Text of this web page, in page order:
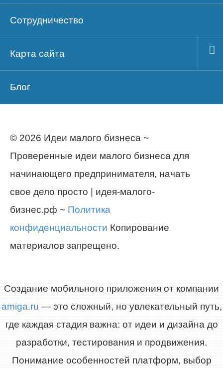
Сотрудничество
Карта сайта
Блог
© 2026 Идеи малого бизнеса ~
Проверенные идеи малого бизнеса для
начинающего предпринимателя, начать
свое дело просто | идея-малого-
бизнес.рф ~ Политика
конфиденциальности Копирование
материалов запрещено.
Создание мобильного приложения от компании
amiga.ru — это сложный, но увлекательный путь,
где каждая стадия важна: от идеи и дизайна до
разработки, тестирования и продвижения.
Понимание особенностей платформ, выбор